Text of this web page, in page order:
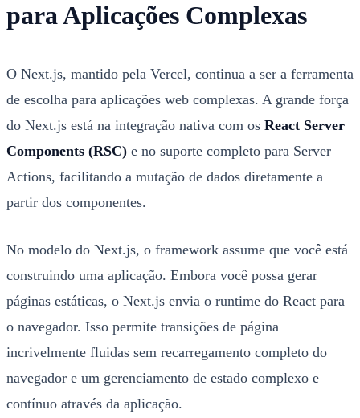
para Aplicações Complexas
O Next.js, mantido pela Vercel, continua a ser a ferramenta
de escolha para aplicações web complexas. A grande força
do Next.js está na integração nativa com os React Server
Components (RSC) e no suporte completo para Server
Actions, facilitando a mutação de dados diretamente a
partir dos componentes.
No modelo do Next.js, o framework assume que você está
construindo uma aplicação. Embora você possa gerar
páginas estáticas, o Next.js envia o runtime do React para
o navegador. Isso permite transições de página
incrivelmente fluidas sem recarregamento completo do
navegador e um gerenciamento de estado complexo e
contínuo através da aplicação.